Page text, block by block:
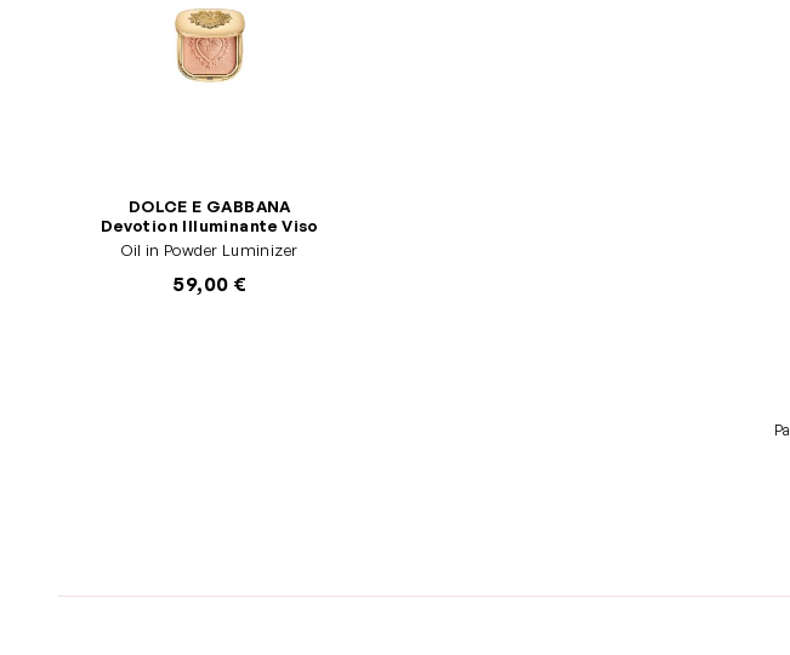
DOLCE E GABBANA
Devotion Illuminante Viso
Oil in Powder Luminizer
59,00 €